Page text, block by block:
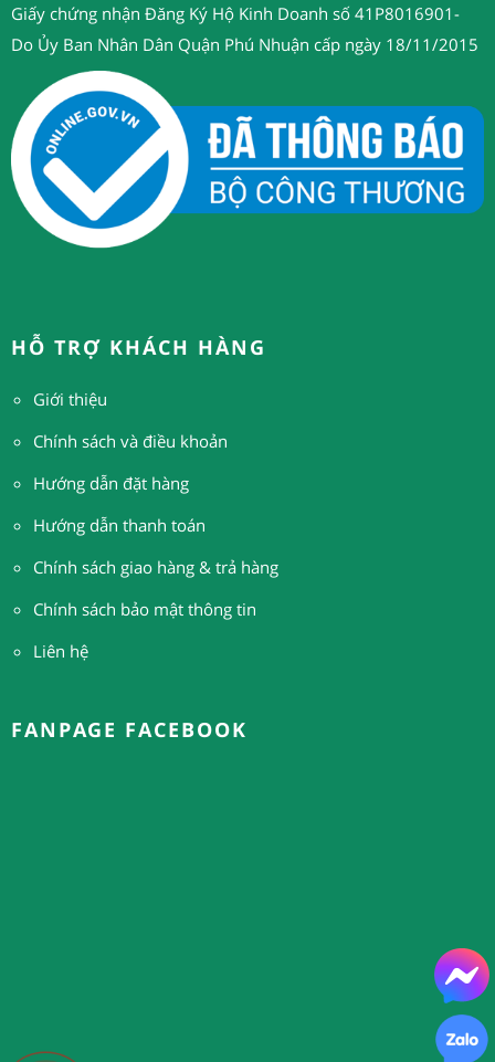
Giấy chứng nhận Đăng Ký Hộ Kinh Doanh số 41P8016901-
Do Ủy Ban Nhân Dân Quận Phú Nhuận cấp ngày 18/11/2015
HỖ TRỢ KHÁCH HÀNG
Giới thiệu
Chính sách và điều khoản
Hướng dẫn đặt hàng
Hướng dẫn thanh toán
Chính sách giao hàng & trả hàng
Chính sách bảo mật thông tin
Liên hệ
FANPAGE FACEBOOK